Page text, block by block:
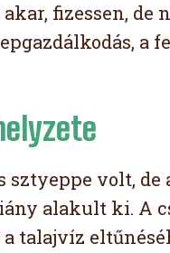
fizessen, de
a
sztyeppe volt,
alakult ki. A
talajvíz